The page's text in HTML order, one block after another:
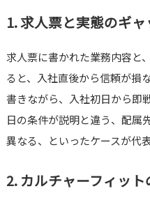
1. 求人票と実態のギ
求人票に書かれた業務内容と
ると、入社直後から信頼が損
書きながら、入社初日から即
日の条件が説明と違う、配属
異なる、といったケースが代
2. カルチャーフィッ